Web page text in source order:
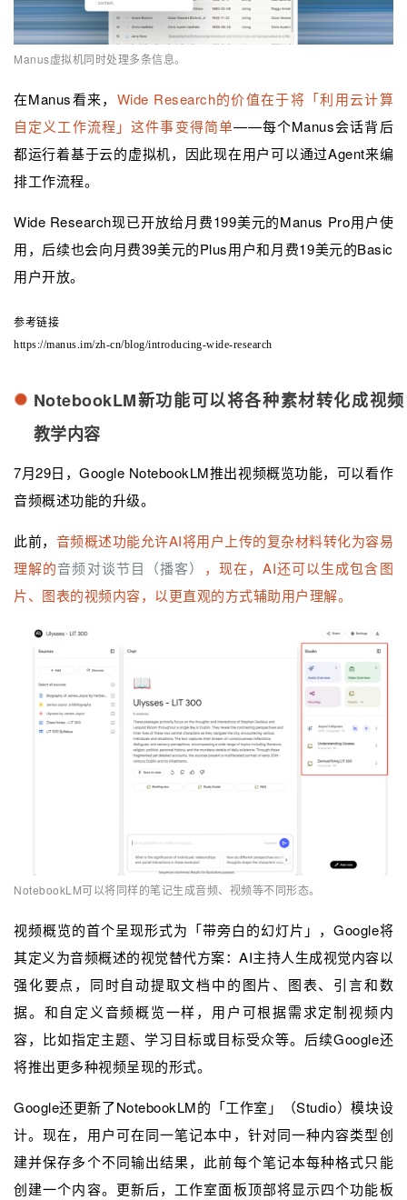
Manus虚拟机同时处理多条信息。
在Manus看来， Wide Research的价值在于将「利用云计算
自定义工作流程」这件事变得简单——每个Manus会话背后
都运行着基于云的虚拟机，因此现在用户可以通过Agent来编
排工作流程。
Wide Research现已开放给月费199美元的Manus Pro用户使
用，后续也会向月费39美元的Plus用户和月费19美元的Basic
用户开放。
参考链接
https://manus.im/zh-cn/blog/introducing-wide-research
NotebookLM新功能可以将各种素材转化成视频
教学内容
7月29日，Google NotebookLM推出视频概览功能，可以看作
音频概述功能的升级。
此前， 音频概述功能允许AI将用户上传的复杂材料转化为容易
理解的音频对谈节目（播客）
，现在，AI还可以生成包含图
片、图表的视频内容，以更直观的方式辅助用户理解。
NotebookLM可以将同样的笔记生成音频、视频等不同形态。
视频概览的首个呈现形式为「带旁白的幻灯片」，Google将
其定义为音频概述的视觉替代方案：AI主持人生成视觉内容以
强化要点，同时自动提取文档中的图片、图表、引言和数
据。和自定义音频概览一样，用户可根据需求定制视频内
容，比如指定主题、学习目标或目标受众等。后续Google还
将推出更多种视频呈现的形式。
Google还更新了NotebookLM的「工作室」（Studio）模块设
计。现在，用户可在同一笔记本中，针对同一种内容类型创
建并保存多个不同输出结果，此前每个笔记本每种格式只能
创建一个内容。更新后，工作室面板顶部将显示四个功能板